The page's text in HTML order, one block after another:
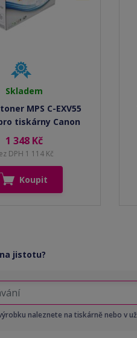
Skladem
MPS C-EXV55
tiskárny Canon
1 348 Kč
DPH 1 114 Kč
Koupit
jistotu?
naleznete na tiskárně nebo v